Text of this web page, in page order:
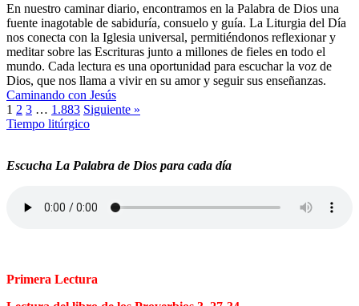
En nuestro caminar diario, encontramos en la Palabra de Dios una
fuente inagotable de sabiduría, consuelo y guía. La Liturgia del Día
nos conecta con la Iglesia universal, permitiéndonos reflexionar y
meditar sobre las Escrituras junto a millones de fieles en todo el
mundo. Cada lectura es una oportunidad para escuchar la voz de
Dios, que nos llama a vivir en su amor y seguir sus enseñanzas.
Caminando con Jesús
1 2 3 … 1.883 Siguiente »
Tiempo litúrgico
Escucha La Palabra de Dios para cada día
Primera Lectura